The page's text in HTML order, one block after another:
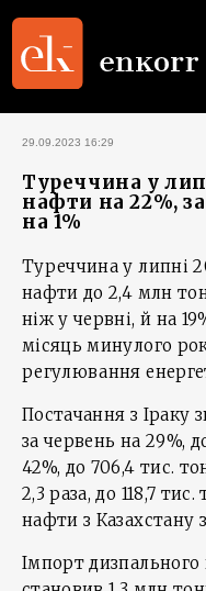
29.09.2023 16:29
Туреччина у
нафти на 22%,
на 1%
Туреччина у липні
нафти до 2,4 млн
ніж у червні, й на
місяць минулого
регулювання
Постачання з Іраку
за червень на 29%,
42%, до 706,4 тис.
2,3 раза, до 118,7
нафти з Казахстану
Імпорт